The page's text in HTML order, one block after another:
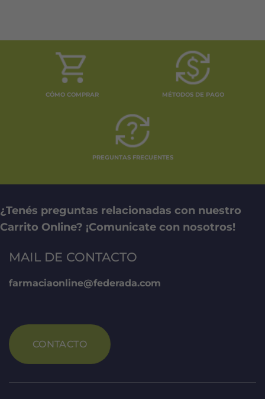
CÓMO COMPRAR MÉTODOS DE PAGO
PREGUNTAS FRECUENTES
¿Tenés preguntas relacionadas con nuestro
Carrito Online? ¡Comunicate con nosotros!
MAIL DE CONTACTO
farmaciaonline@federada.com
CONTACTO